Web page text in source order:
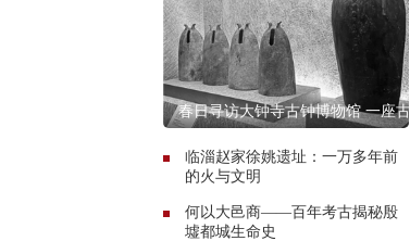
春日寻访大钟寺古钟博物馆 一座古
临淄赵家徐姚遗址：一万多年前
的火与文明
何以大邑商——百年考古揭秘殷
墟都城生命史